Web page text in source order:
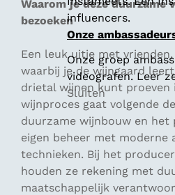
influencers.
Onze
Onze groep
videografen. Leer
Sluiten
Waarom je deze
bezoeken
Een leuk uitje met
waarbij je de wijngaard
drietal wijnen kunt proeven
wijnproces gaat volgende
duurzame wijnbouw en het
eigen beheer met moderne
technieken. Bij het
houden ze rekening met
maatschappelijk